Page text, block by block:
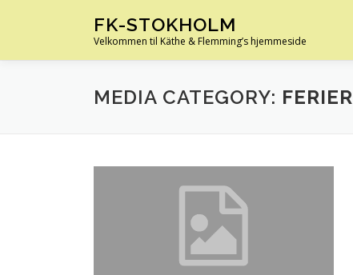
FK-STOKHOLM
Velkommen til Käthe & Flemming’s hjemmeside
MEDIA CATEGORY: FERIER